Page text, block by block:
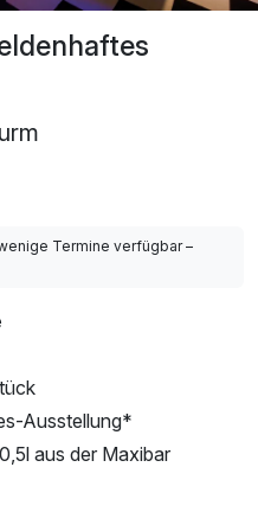
Termine verfügbar –
Ausstellung*
aus der Maxibar